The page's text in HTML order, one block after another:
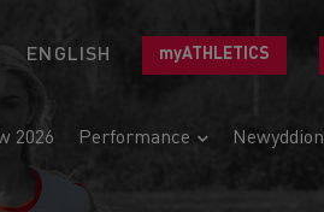
ENGLISH myATHLETICS
2026 Performance Newyddion